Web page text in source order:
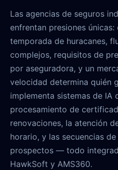
Las agencias de seguros
enfrentan presiones
temporada de huracanes,
complejos, requisitos de
por aseguradora, y un
velocidad determina quién
implementa sistemas de IA
procesamiento de
renovaciones, la atención
horario, y las secuencias
prospectos — todo
HawkSoft y AMS360.